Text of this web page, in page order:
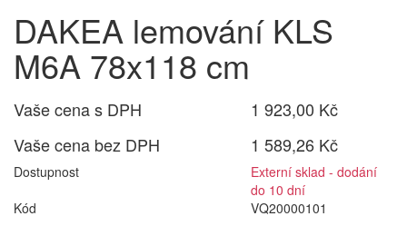
DAKEA lemování KLS
M6A 78x118 cm
Vaše cena s DPH
1 923,00 Kč
Vaše cena bez DPH
1 589,26 Kč
Dostupnost
Externí sklad - dodání
do 10 dní
Kód
VQ20000101